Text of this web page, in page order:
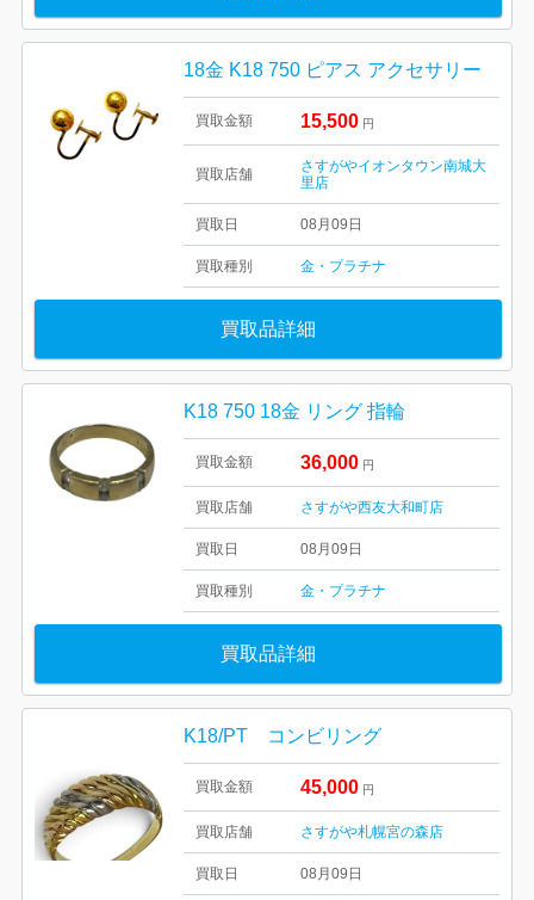
18金 K18 750 ピアス アクセサリー
買取金額 15,500 円
買取店舗
さすがやイオンタウン南城大
里店
買取日 08月09日
買取種別 金・プラチナ
買取品詳細
K18 750 18金 リング 指輪
買取金額 36,000 円
買取店舗 さすがや西友大和町店
買取日 08月09日
買取種別 金・プラチナ
買取品詳細
K18/PT コンビリング
買取金額 45,000 円
買取店舗 さすがや札幌宮の森店
買取日 08月09日